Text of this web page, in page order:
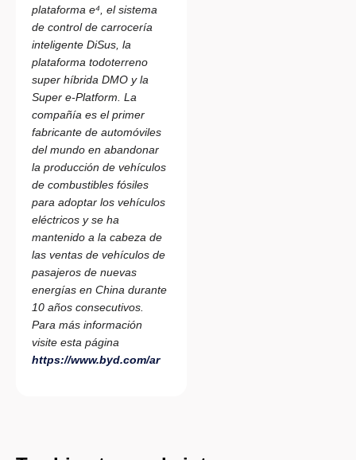
plataforma e⁴, el sistema
de control de carrocería
inteligente DiSus, la
plataforma todoterreno
super híbrida DMO y la
Super e-Platform. La
compañía es el primer
fabricante de automóviles
del mundo en abandonar
la producción de vehículos
de combustibles fósiles
para adoptar los vehículos
eléctricos y se ha
mantenido a la cabeza de
las ventas de vehículos de
pasajeros de nuevas
energías en China durante
10 años consecutivos.
Para más información
visite esta página
https://www.byd.com/ar